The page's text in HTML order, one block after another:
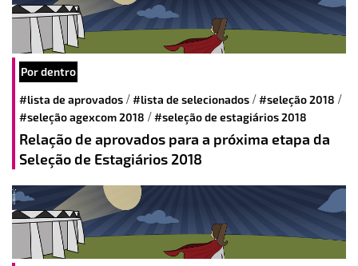
Por dentro
#lista de aprovados /#lista de selecionados /#seleção 2018 /
#seleção agexcom 2018 /#seleção de estagiários 2018
Relação de aprovados para a próxima etapa da
Seleção de Estagiários 2018